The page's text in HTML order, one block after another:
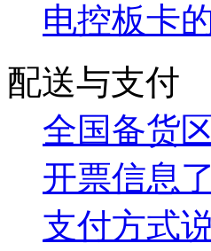
电控板卡
配送与支付
全国备货
开票信息
支付方式